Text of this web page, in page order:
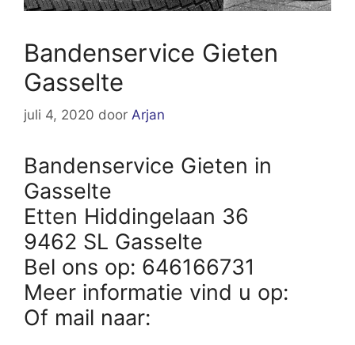
Bandenservice Gieten
Gasselte
juli 4, 2020 door Arjan
Bandenservice Gieten in
Gasselte
Etten Hiddingelaan 36
9462 SL Gasselte
Bel ons op: 646166731
Meer informatie vind u op:
Of mail naar: